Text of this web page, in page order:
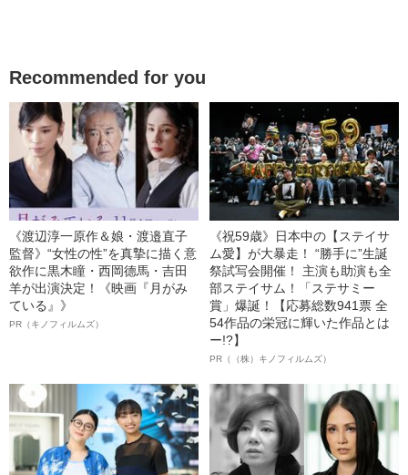
Recommended for you
《渡辺淳一原作＆娘・渡邉直子
監督》“女性の性”を真摯に描く意
欲作に黒木瞳・西岡德馬・吉田
羊が出演決定！《映画『月がみ
ている』》
PR（キノフィルムズ）
《祝59歳》日本中の【ステイサ
ム愛】が大暴走！ “勝手に”生誕
祭試写会開催！ 主演も助演も全
部ステイサム！「ステサミー
賞」爆誕！【応募総数941票 全
54作品の栄冠に輝いた作品とは
ー!?】
PR（（株）キノフィルムズ）